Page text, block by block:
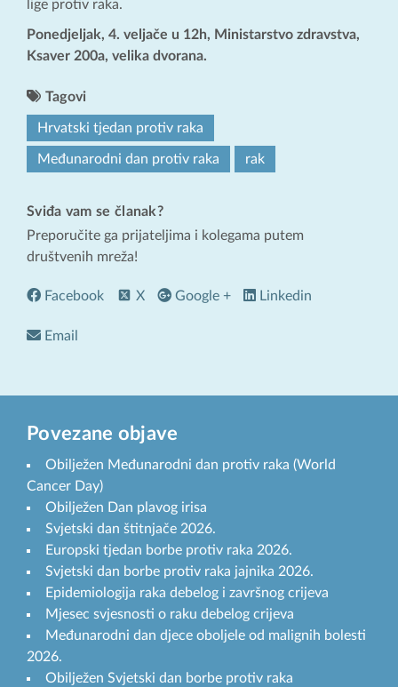
lige protiv raka.
Ponedjeljak, 4. veljače u 12h, Ministarstvo zdravstva,
Ksaver 200a, velika dvorana.
Tagovi
Hrvatski tjedan protiv raka
Međunarodni dan protiv raka rak
Sviđa vam se članak?
Preporučite ga prijateljima i kolegama putem
društvenih mreža!
Facebook X Google + Linkedin
Email
Povezane objave
Obilježen Međunarodni dan protiv raka (World
Cancer Day)
Obilježen Dan plavog irisa
Svjetski dan štitnjače 2026.
Europski tjedan borbe protiv raka 2026.
Svjetski dan borbe protiv raka jajnika 2026.
Epidemiologija raka debelog i završnog crijeva
Mjesec svjesnosti o raku debelog crijeva
Međunarodni dan djece oboljele od malignih bolesti
2026.
Obilježen Svjetski dan borbe protiv raka